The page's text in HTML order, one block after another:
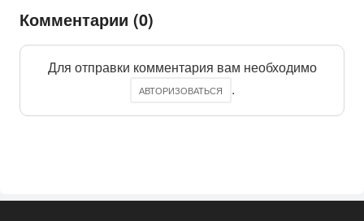
Комментарии (0)
Для отправки комментария вам необходимо
АВТОРИЗОВАТЬСЯ .